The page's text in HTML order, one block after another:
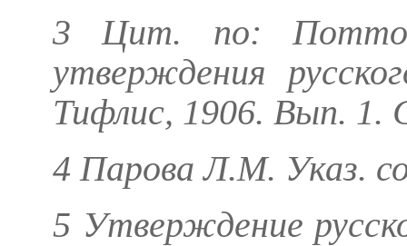
3 Цит. по:
утверждения
Тифлис, 1906. Вып. 1.
4 Парова Л.М. Указ.
5 Утверждение